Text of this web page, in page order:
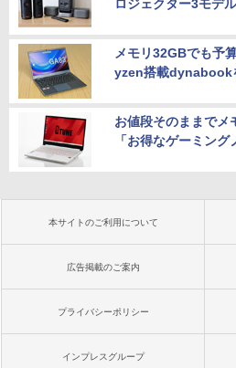
ロジェクター3モデ
メモリ32GBでも予
yzen搭載dynabook
お値段そのままでメ
「お得なゲーミング
本サイトのご利用について
広告掲載のご案内
プライバシーポリシー
インプレスグループ